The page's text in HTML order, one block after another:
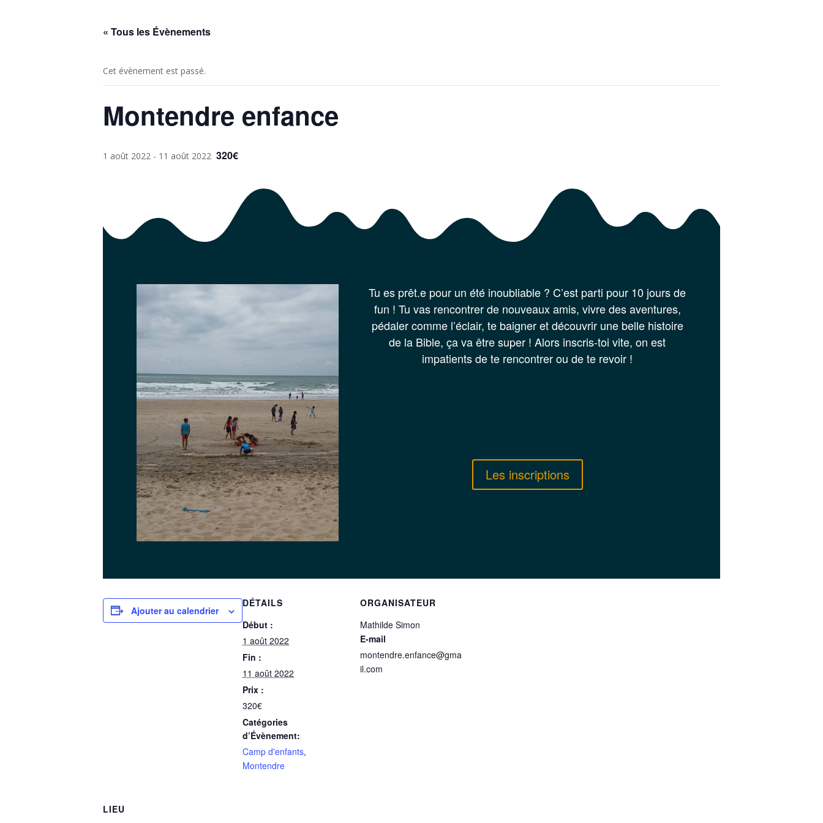
« Tous les Évènements
Cet évènement est passé.
Montendre enfance
1 août 2022 - 11 août 2022 320€
Tu es prêt.e pour un été inoubliable ? C’est parti pour 10 jours de
fun ! Tu vas rencontrer de nouveaux amis, vivre des aventures,
pédaler comme l’éclair, te baigner et découvrir une belle histoire
de la Bible, ça va être super ! Alors inscris-toi vite, on est
impatients de te rencontrer ou de te revoir !
Les inscriptions
Ajouter au calendrier
DÉTAILS
Début :
1 août 2022
Fin :
11 août 2022
Prix :
320€
Catégories
d’Évènement:
Camp d'enfants,
Montendre
ORGANISATEUR
Mathilde Simon
E-mail
montendre.enfance@gma
il.com
LIEU